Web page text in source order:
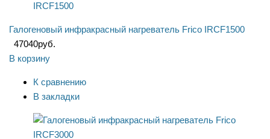
Галогеновый инфракрасный нагреватель Frico IRCF1500
47040руб.
В корзину
К сравнению
В закладки